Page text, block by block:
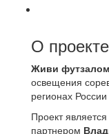
О проекте
Живи
освещения
регионах
Проект
партнером